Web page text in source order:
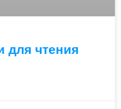
для чтения